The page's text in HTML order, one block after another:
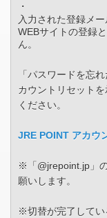
・
入力された登録メ
WEBサイトの登録
ん。
「パスワードを忘
カウントリセット
ください。
JRE POINT アカウ
※「@jrepoint.jp」
願いします。
※切替が完了してい